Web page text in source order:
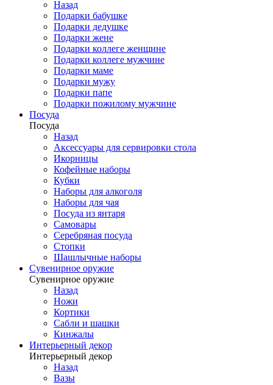
Назад
Подарки бабушке
Подарки дедушке
Подарки жене
Подарки коллеге женщине
Подарки коллеге мужчине
Подарки маме
Подарки мужу
Подарки папе
Подарки пожилому мужчине
Посуда
Посуда
Назад
Аксессуары для сервировки стола
Икорницы
Кофейные наборы
Кубки
Наборы для алкоголя
Наборы для чая
Посуда из янтаря
Самовары
Серебряная посуда
Стопки
Шашлычные наборы
Сувенирное оружие
Сувенирное оружие
Назад
Ножи
Кортики
Сабли и шашки
Кинжалы
Интерьерный декор
Интерьерный декор
Назад
Вазы